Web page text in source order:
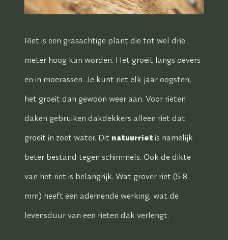
Riet is een grasachtige plant die tot wel drie
meter hoog kan worden. Het groeit langs oevers
en in moerassen. Je kunt riet elk jaar oogsten,
het groeit dan gewoon weer aan. Voor rieten
daken gebruiken dakdekkers alleen riet dat
groeit in zoet water. Dit natuurrietis namelijk
beter bestand tegen schimmels. Ook de dikte
van het riet is belangrijk. Wat grover riet (5-8
mm) heeft een ademende werking, wat de
levensduur van een rieten dak verlengt.